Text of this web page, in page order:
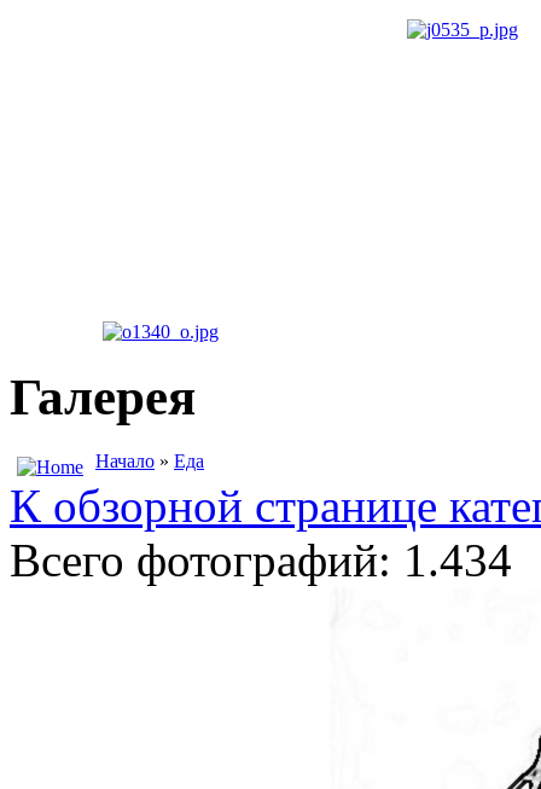
Галерея
Начало » Еда
К обзорной странице
Всего фотографий: 1.434